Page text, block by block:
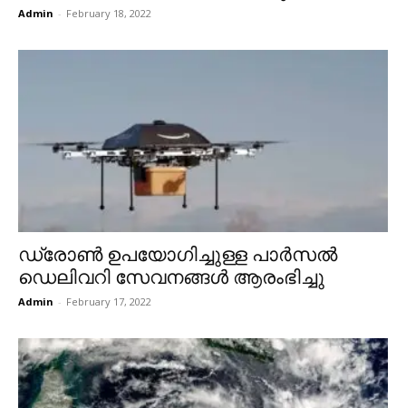
Admin - February 18, 2022
ഡ്രോൺ ഉപയോഗിച്ചുള്ള പാർസൽ
ഡെലിവറി സേവനങ്ങൾ ആരംഭിച്ചു
Admin - February 17, 2022